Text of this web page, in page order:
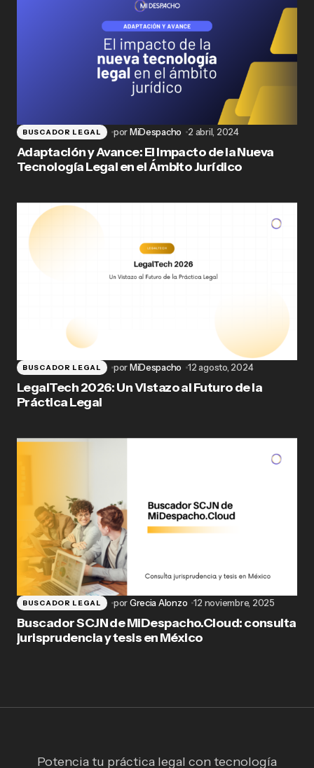
BUSCADOR LEGAL porMiDespacho 2 abril, 2024
Adaptación y Avance: El Impacto de la Nueva
Tecnología Legal en el Ámbito Jurídico
BUSCADOR LEGAL porMiDespacho 12 agosto, 2024
LegalTech 2026: Un Vistazo al Futuro de la
Práctica Legal
BUSCADOR LEGAL porGrecia Alonzo 12 noviembre, 2025
Buscador SCJN de MiDespacho.Cloud: consulta
jurisprudencia y tesis en México
Potencia tu práctica legal con tecnología